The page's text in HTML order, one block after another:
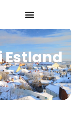
Estland